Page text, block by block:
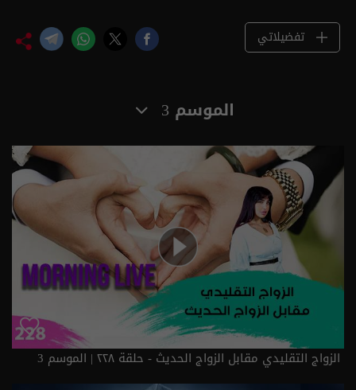
تفضيلاتي
الموسم 3
الزواج التقليدي مقابل الزواج الحديث - حلقة ٢٢٨ | الموسم 3